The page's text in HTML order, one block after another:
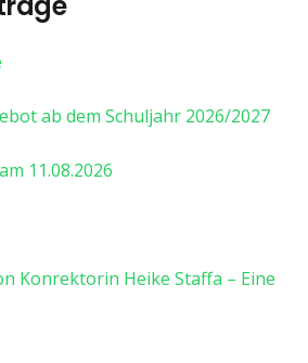
ab dem Schuljahr 2026/2027
11.08.2026
Konrektorin Heike Staffa – Eine